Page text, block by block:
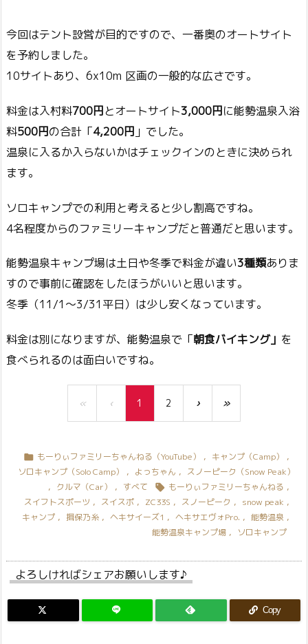
今回はテント設営が目的ですので、一番奥のオートサイト
を予約しました。
10サイトあり、6x10m 区画の一般的な広さです。
料金は入村料700円とオートサイト3,000円に能勢温泉入浴
料500円の合計「4,200円 」でした。
温泉に入るか入らないかはチェックインのときに決められ
ます。
ソロキャンプでの利用と考えると少し割高ですね。
4名程度からのファミリーキャンプだと普通だと思います。
能勢温泉キャンプ場は土日や冬季で料金が違い3種類ありま
すので事前に確認をしたほうがいいと思います。
冬季（11/1～3/31平日）は少し安くなっています。
料金は別になりますが、能勢温泉で「朝食バイキング」 を
食べられるのは面白いですね。
« ‹ 1 2 › »
 もーりぃファミリーちゃんねる（YouTube） , キャンプ（Camp）
,
ソロキャンプ（Solo Camp）
, よっちゃん , スノーピーク（Snow Peak）
, クルマ（Car） , すべて  もーりぃファミリーちゃんねる ,
スイフトスポーツ , スイスポ , ZC33S , スノーピーク , snow peak ,
キャンプ , 揖保乃糸 , ヘキサイーズ1 , ヘキサエヴォPro. , 能勢温泉 ,
能勢温泉キャンプ場 , ソロキャンプ
よろしければシェアお願いします♪
Copy